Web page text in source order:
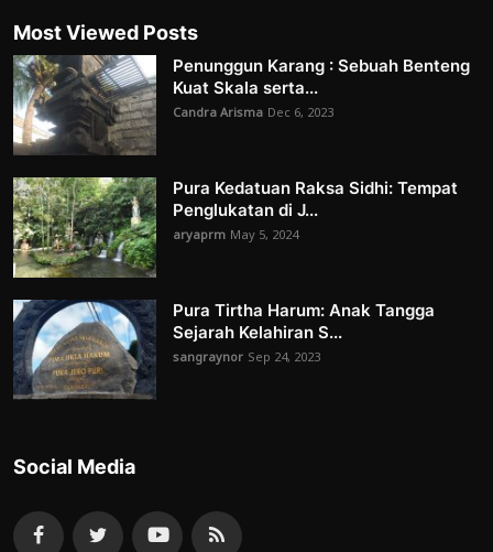
Most Viewed Posts
Penunggun Karang : Sebuah Benteng
Kuat Skala serta...
Candra Arisma Dec 6, 2023
Pura Kedatuan Raksa Sidhi: Tempat
Penglukatan di J...
aryaprm May 5, 2024
Pura Tirtha Harum: Anak Tangga
Sejarah Kelahiran S...
sangraynor Sep 24, 2023
Social Media